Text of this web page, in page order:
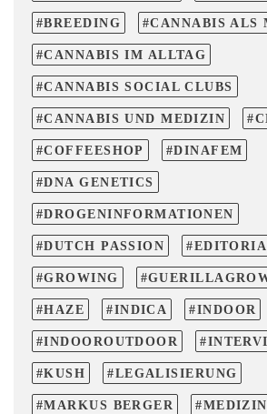
BREEDING CANNABIS ALS
CANNABIS IM ALLTAG
CANNABIS SOCIAL CLUBS
CANNABIS UND MEDIZIN
COFFEESHOP DINAFEM
DNA GENETICS
DROGENINFORMATIONEN
DUTCH PASSION
GROWING
HAZE INDICA INDOOR
INDOOROUTDOOR
KUSH LEGALISIERUNG
MARKUS BERGER